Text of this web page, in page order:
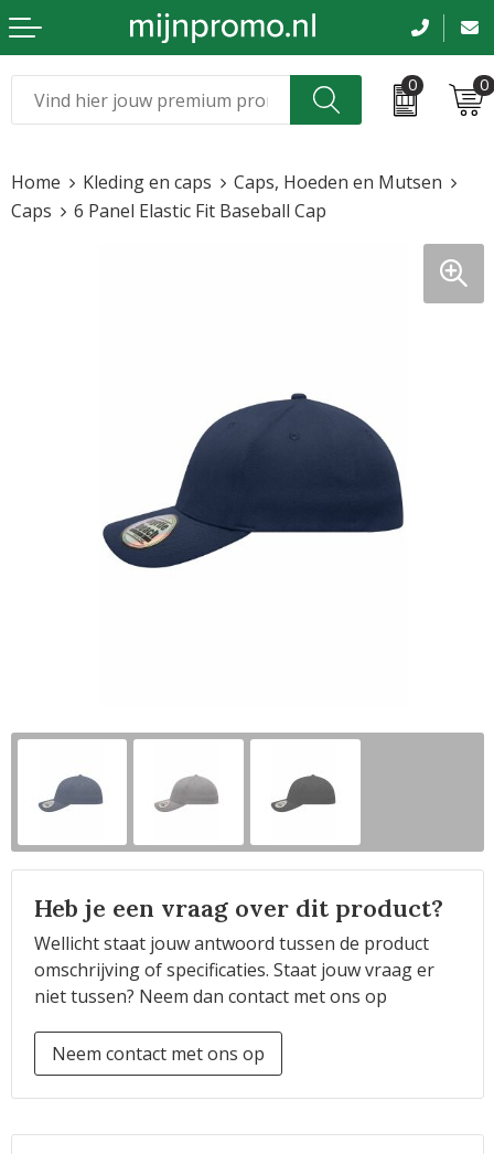
0 0
Kleding & caps
Beurs en evenementen
Bloemen en planten
Horeca
Sinterklaas
Home Kleding en caps
Caps, Hoeden en Mutsen
Caps
6 Panel Elastic Fit Baseball Cap
Heb je een vraag over dit product?
Wellicht staat jouw antwoord tussen de product
omschrijving of specificaties. Staat jouw vraag er
niet tussen? Neem dan contact met ons op
Neem contact met ons op